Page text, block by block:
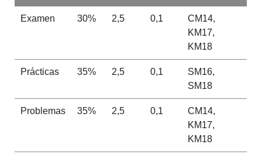
Examen 30% 2,5 0,1
CM14,
KM17,
KM18
Prácticas 35% 2,5 0,1
SM16,
SM18
Problemas 35% 2,5 0,1
CM14,
KM17,
KM18